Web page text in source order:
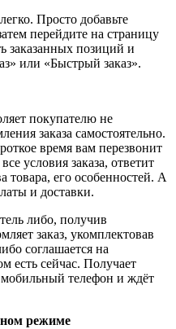
Просто добавьте
перейдите на страницу
заказанных позиций и
или «Быстрый заказ».
покупателю не
заказа самостоятельно.
время вам перезвонит
условия заказа, ответит
товара, его особенностей. А
и доставки.
либо, получив
заказ, укомплектовав
соглашается на
есть сейчас. Получает
телефон и ждёт
режиме